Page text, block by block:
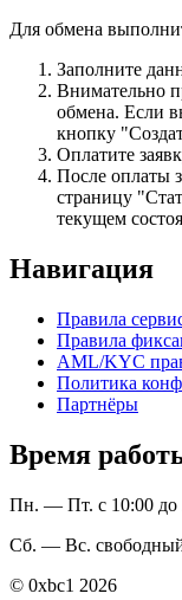
Для обмена
Заполните
Внимательно
обмена. Если
кнопку
Оплатите
После оплаты
страницу
текущем
Навигация
Правила
Правила
AML/KYC
Политика
Партнёры
Время
Пн. — Пт. с 10:00 до
Сб. — Вс.
© 0xbc1 2026